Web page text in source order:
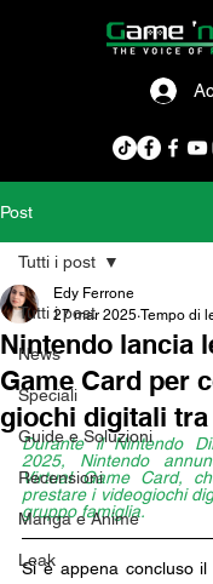
Post
Tutti i post
News
Speciali
Guide e Soluzioni
Recensioni
Manga e Anime
Leak
Tutti i post
Nintendo lancia
Game Card per
giochi digitali
Edy Ferrone
27 mar 2025 Tempo di
Durante il Nintendo
2025, Nintendo
Virtual Game Card,
prestare i videogiochi
gruppo famiglia.
Si è appena concluso il